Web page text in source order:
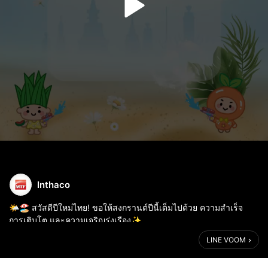
Inthaco
🌤️🏖️ สวัสดีปีใหม่ไทย! ขอให้สงกรานต์ปีนี้เต็มไปด้วย ความสำเร็จ
การเติบโต และความเจริญรุ่งเรือง✨
🌈 Happy Songkran Day! Wishing you a Songkran festival be
LINE VOOM